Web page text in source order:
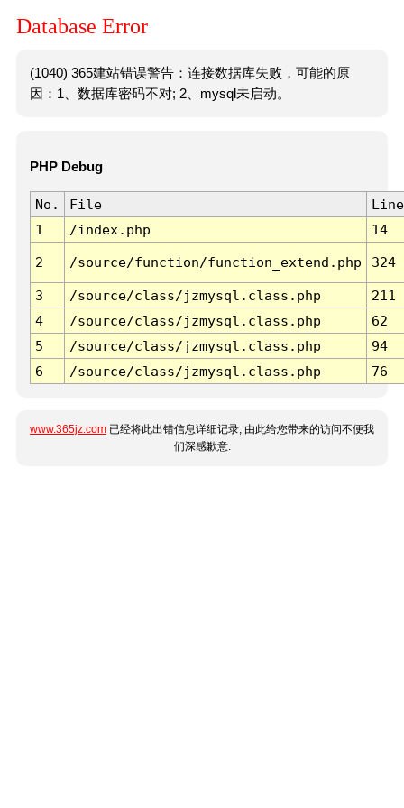
Database Error
(1040) 365建站错误警告：连接数据库失败，可能的原
因：1、数据库密码不对; 2、mysql未启动。
PHP Debug
No. File
Line
1
/index.php 14
2 /source/function/function_extend.php 324
3 /source/class/jzmysql.class.php
211
4
/source/class/jzmysql.class.php
62
5
/source/class/jzmysql.class.php
94
6
/source/class/jzmysql.class.php 76
www.365jz.com 已经将此出错信息详细记录, 由此给您带来的访问不便我
们深感歉意.